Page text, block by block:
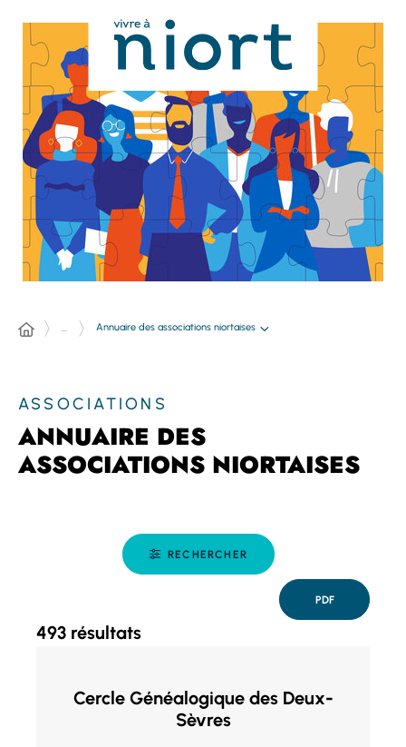
... Annuaire des associations niortaises
ASSOCIATIONS
ANNUAIRE DES
ASSOCIATIONS NIORTAISES
RECHERCHER
PDF
493 résultats
Cercle Généalogique des Deux-
Sèvres